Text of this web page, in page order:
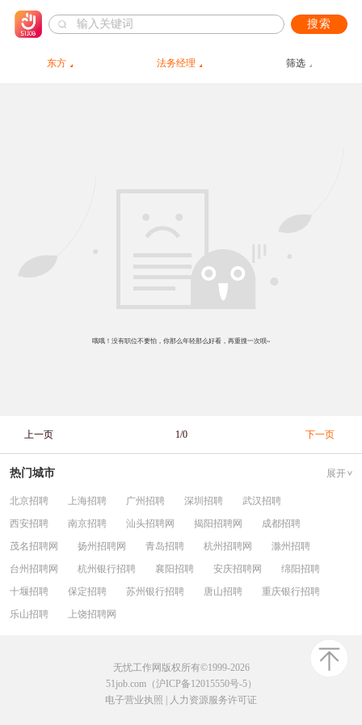
搜索
东方 法务经理 筛选
哦哦！没有职位不要怕，你那么年轻那么好看，再重搜一次呗~
上一页 1/0 下一页
热门城市 展开
北京招聘 上海招聘 广州招聘 深圳招聘
武汉招聘
西安招聘
南京招聘 汕头招聘网 揭阳招聘网
成都招聘
茂名招聘网
扬州招聘网 青岛招聘 杭州招聘网
滁州招聘
台州招聘网
杭州银行招聘 襄阳招聘 安庆招聘网
绵阳招聘
十堰招聘
保定招聘 苏州银行招聘 唐山招聘
重庆银行招聘
乐山招聘
上饶招聘网
无忧工作网版权所有©1999-2026
51job.com（沪ICP备12015550号-5）
电子营业执照
人力资源服务许可证